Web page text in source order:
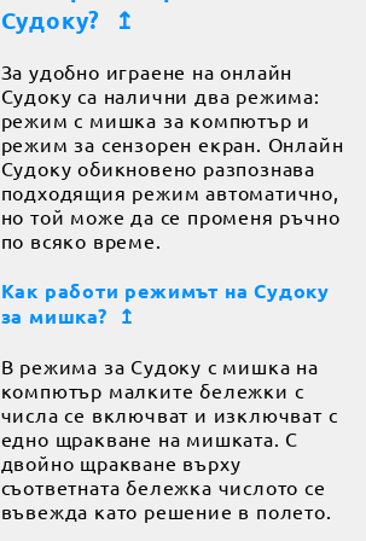
Судоку?
↥
За удобно играене на онлайн
Судоку са налични два режима:
режим с мишка за компютър и
режим за сензорен екран. Онлайн
Судоку обикновено разпознава
подходящия режим автоматично,
но той може да се променя ръчно
по всяко време.
Как работи режимът на Судоку
за мишка?
↥
В режима за Судоку с мишка на
компютър малките бележки с
числа се включват и изключват с
едно щракване на мишката. С
двойно щракване върху
съответната бележка числото се
въвежда като решение в полето.